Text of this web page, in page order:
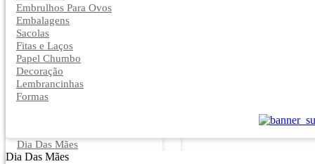
Embrulhos Para Ovos
Embalagens
Sacolas
Fitas e Laços
Papel Chumbo
Decoração
Lembrancinhas
Formas
Dia Das Mães
Dia Das Mães